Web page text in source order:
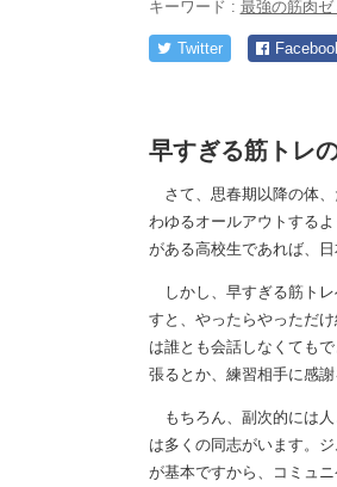
キーワード : 最強の筋肉ゼ
Twitter
早すぎる筋トレ
さて、思春期以降の体、
わゆるオールアウトする
がある高校生であれば、
しかし、早すぎる筋トレ
すと、やったらやっただ
は誰とも会話しなくても
張るとか、練習相手に感
もちろん、副次的には人
は多くの同志がいます。
が基本ですから、コミュ